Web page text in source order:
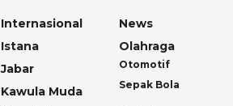
Internasional
Istana
Jabar
Kawula Muda
News
Olahraga
Otomotif
Sepak Bola